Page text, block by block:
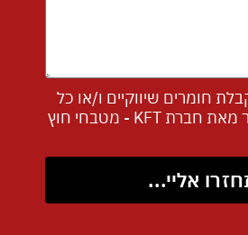
חומרים שיווקיים ו/או כל
חומר פרסומי אחר מאת חברת KFT - מטבחי חוץ
אליי...